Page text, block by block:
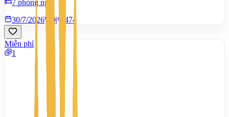
7 phòng ngủ
30/7/2026
0| 474
Miễn phí
1